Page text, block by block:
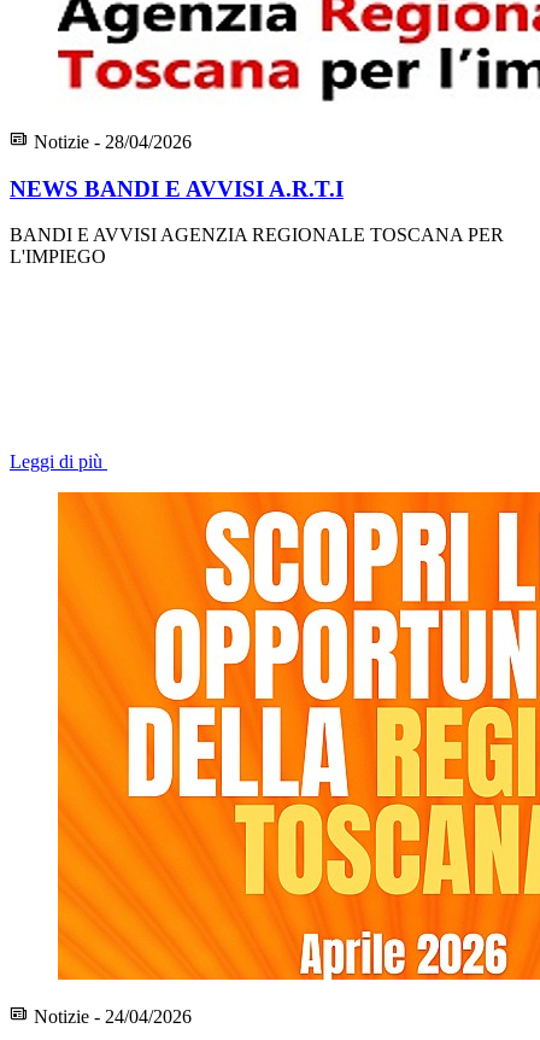
Notizie - 28/04/2026
NEWS BANDI E AVVISI A.R.T.I
BANDI E AVVISI AGENZIA REGIONALE TOSCANA PER
L'IMPIEGO
Leggi di più
Notizie - 24/04/2026